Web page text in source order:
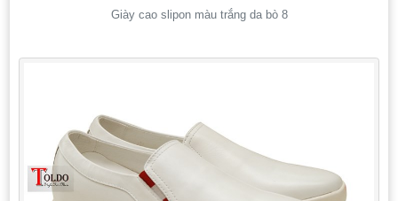
Giày cao slipon màu trắng da bò 8